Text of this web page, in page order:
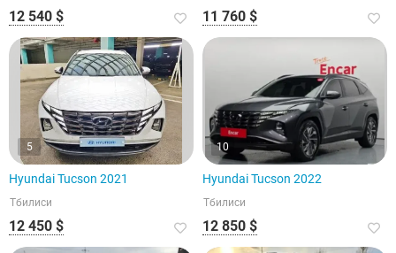
12 540 $ 11 760 $
5
Hyundai Tucson 2021
Тбилиси
12 450 $
10
Hyundai Tucson 2022
Тбилиси
12 850 $